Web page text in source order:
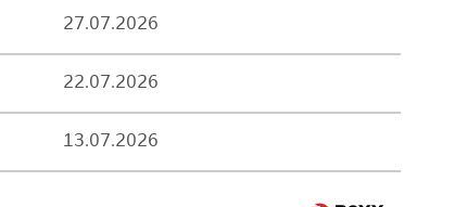
27.07.2026
22.07.2026
13.07.2026